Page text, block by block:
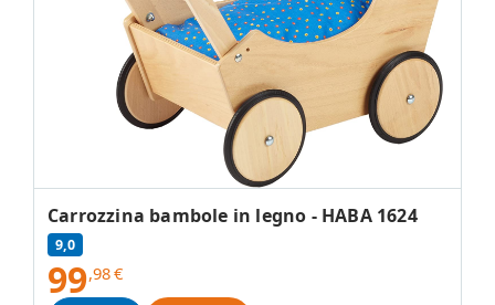
Carrozzina bambole in legno - HABA 1624
9,0
99,98€